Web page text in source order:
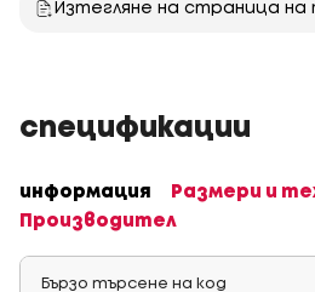
Изтегляне на страница на
спецификации
информация
Размери и
Производител
Бързо търсене на код